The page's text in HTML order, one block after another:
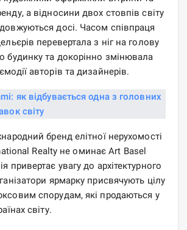
а відносини двох стовпів світу
досі. Часом співпраця
перевертала з ніг на голову
будинку та докорінно змінювала
авторів та дизайнерів.
бренд елітної нерухомості
Realty не оминає Art Basel
привертає увагу до архітектурного
ярмарку присвячують цілу
спорудам, які продаються у
світу.